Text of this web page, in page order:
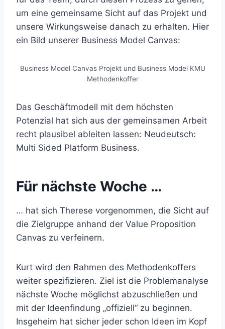
um eine gemeinsame Sicht auf das Projekt und
unsere Wirkungsweise danach zu erhalten. Hier
ein Bild unserer Business Model Canvas:
Business Model Canvas Projekt und Business Model KMU
Methodenkoffer
Das Geschäftmodell mit dem höchsten
Potenzial hat sich aus der gemeinsamen Arbeit
recht plausibel ableiten lassen: Neudeutsch:
Multi Sided Platform Business.
Für nächste Woche …
… hat sich Therese vorgenommen, die Sicht auf
die Zielgruppe anhand der Value Proposition
Canvas zu verfeinern.
Kurt wird den Rahmen des Methodenkoffers
weiter spezifizieren. Ziel ist die Problemanalyse
nächste Woche möglichst abzuschließen und
mit der Ideenfindung „offiziell“ zu beginnen.
Insgeheim hat sicher jeder schon Ideen im Kopf